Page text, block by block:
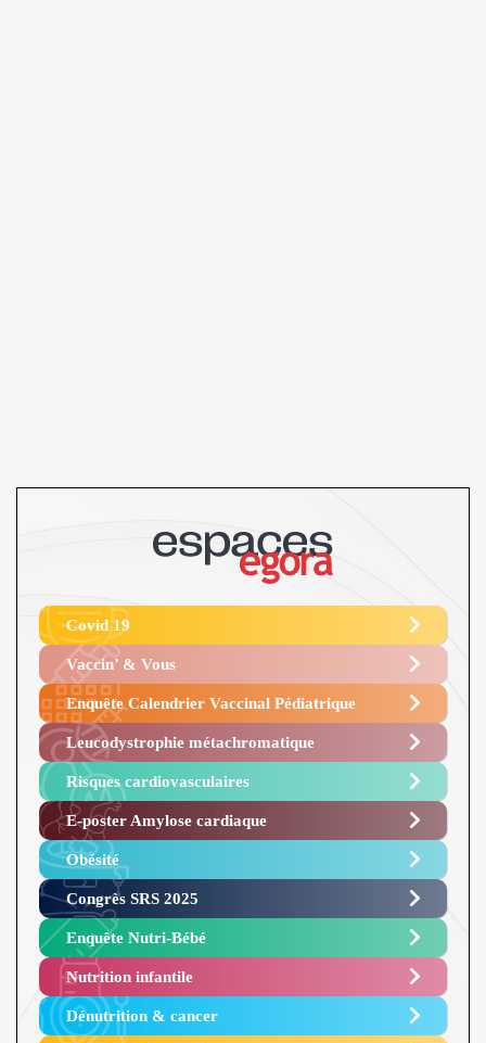
Covid 19
Vaccin’ & Vous
Enquête Calendrier Vaccinal Pédiatrique
Leucodystrophie métachromatique
Risques cardiovasculaires
E-poster Amylose cardiaque ​
Obésité ​
Congrès SRS 2025 ​
Enquête Nutri-Bébé ​
Nutrition infantile
Dénutrition & cancer